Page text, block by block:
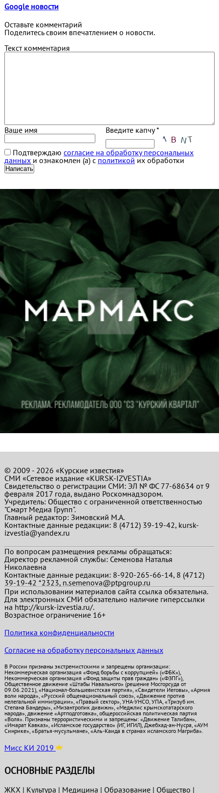
Google новости
Оставьте комментарий
Поделитесь своим впечатлением о новости.
Текст комментария
Ваше имя Введите капчу *
Подтверждаю согласие на обработку персональных
данныхи ознакомлен (а) с политикой их обработки
© 2009 - 2026 «Курские известия»
СМИ «Сетевое издание «KURSK-IZVESTIA»
Свидетельство о регистрации СМИ: ЭЛ № ФС 77-68634 от 9
февраля 2017 года, выдано Роскомнадзором.
Учредитель: Общество с ограниченной ответственностью
"Смарт Медиа Групп".
Главный редактор:Зимовский М.А.
Контактные данные редакции: 8 (4712) 39-19-42, kursk-
izvestia@yandex.ru
По вопросам размещения рекламы обращаться:
Директор рекламной службы: Семенова Наталья
Николаевна
Контактные данные редакции: 8-920-265-66-14, 8 (4712)
39-19-42 *2323, n.semenova@ptpgroup.ru
При использовании материалов сайта ссылка обязательна.
Для электронных СМИ обязательно наличие гиперссылки
на http://kursk-izvestia.ru/.
Возрастное ограничение 16+
Политика конфиденциальности
Согласие на обработку персональных данных
В России признаны экстремистскими и запрещены организации:
Некоммерческая организация «Фонд борьбы с коррупцией» («ФБК»),
Некоммерческая организация «Фонд защиты прав граждан» («ФЗПГ»),
Общественное движение «Штабы Навального» (решение Мосгорсуда от
09.06.2021), «Национал-большевистская партия», «Свидетели Иеговы», «Армия
воли народа», «Русский общенациональный союз», «Движение против
нелегальной иммиграции», «Правый сектор», УНА-УНСО, УПА, «Тризуб им.
Степана Бандеры», «Мизантропик дивижн», «Меджлис крымскотатарского
народа», движение «Артподготовка», общероссийская политическая партия
«Воля». Признаны террористическими и запрещены: «Движение Талибан»,
«Имарат Кавказ», «Исламское государство» (ИГ, ИГИЛ), Джебхад-ан-Нусра, «АУМ
Синрике», «Братья-мусульмане», «Аль-Каида в странах исламского Магриба».
Мисс КИ 2019
ОСНОВНЫЕ РАЗДЕЛЫ
ЖКХ | Культура | Медицина | Образование| Общество |